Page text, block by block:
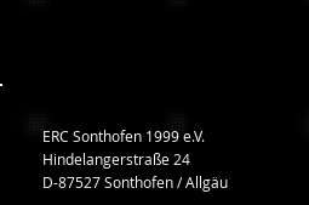
ERC Sonthofen 1999 e.V.
Hindelangerstraße 24
D-87527 Sonthofen / Allgäu